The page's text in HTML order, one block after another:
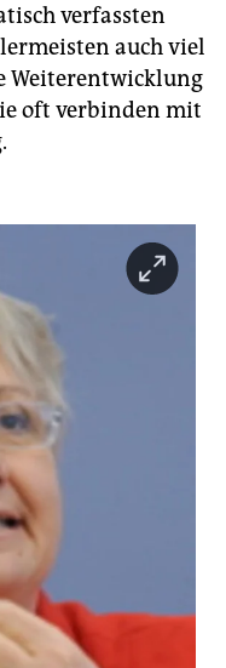
verfassten
auch viel
Weiterentwicklung
oft verbinden mit